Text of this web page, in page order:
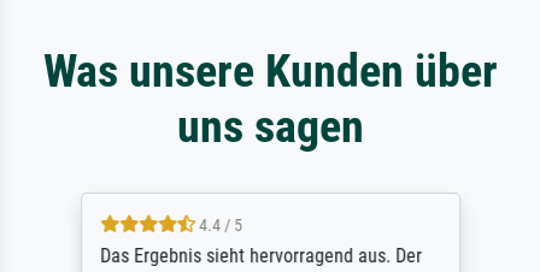
Was unsere Kunden über
uns sagen
4.4 / 5
Das Ergebnis sieht hervorragend aus. Der